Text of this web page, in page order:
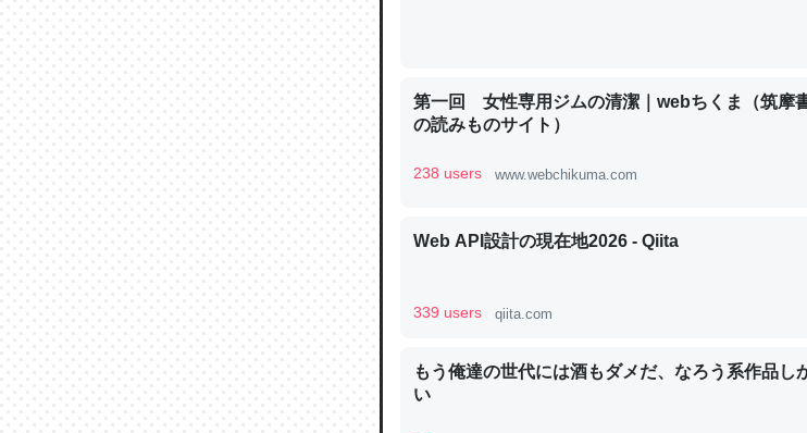
─ニュース :: 【研究発表】昆虫学の大問題＝「昆虫はなぜ海に
これを元に考えるとカルシウムを大量に使う脊椎動物
─ニュース :: 【研究発表】昆虫学の大問題＝「昆虫はなぜ海にい
ウチもEchoを実家に置いて４年。でたまに覗いてる
中。あと、Googleマップで位置情報を共有してる。電
第一回 女性専用ジムの清潔｜webちくま（筑摩
の読みものサイト）
238 users www.webchikuma.com
Web API設計の現在地2026 - Qiita
339 users qiita.com
もう俺達の世代には酒もダメだ、なろう系作品し
い